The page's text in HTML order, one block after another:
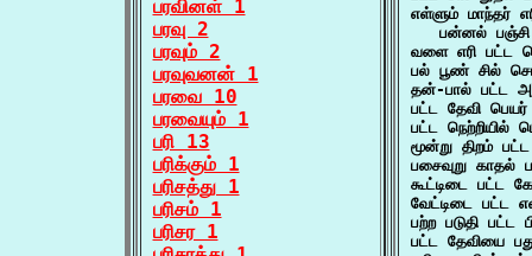
பரவினள் 1
பரவு 2
பரவும் 2
பரவுவனன் 1
பரவை 10
பரவையும் 1
பரி 13
பரிக்கும் 1
பரிசத்து 1
பரிசம் 1
பரிசர 1
எள்ளும் மாந்தர்
பன்னல்
வளை எரி பட்ட
பல் பூண் சில்
தன்-பால் பட்ட
பட்ட தேவி
பட்ட நெற்றியில்
மூன்று திறம்
பசைவுறு
கூட்டிடை பட்ட
வேட்டிடை பட்ட
பற்ற படுதி
பட்ட தேவியை